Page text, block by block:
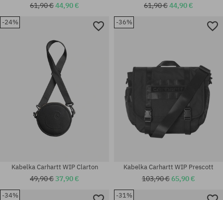
univerzálna veľkosť
61,90 €44,90 € 61,90 €44,90 €
-24%
Kabelka Carhartt WIP Clarton
49,90 €37,90 €
-36%
Kabelka Carhartt WIP Prescott
103,90 €65,90 €
-34% -31%